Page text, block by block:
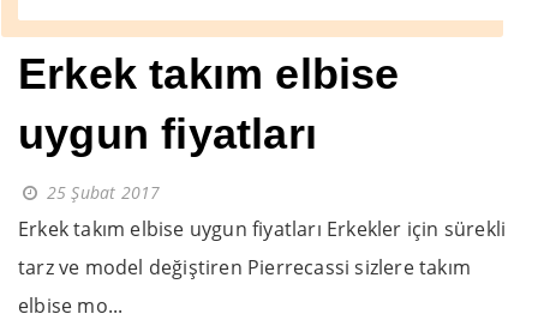
Erkek takım elbise
uygun fiyatları
25 Şubat 2017
Erkek takım elbise uygun fiyatları Erkekler için sürekli
tarz ve model değiştiren Pierrecassi sizlere takım
elbise mo...